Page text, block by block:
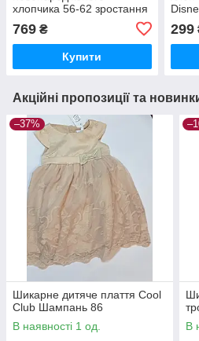
хлопчика 56-62 зростання
769 ₴
Купити
299
Акційні пропозиції та
–37%
Шикарне дитяче плаття Cool
Club Шампань 86
В наявності 1 од.
В